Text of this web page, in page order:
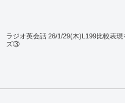
ラジオ英会話 26/1/29(木)L199比較表
ズ③